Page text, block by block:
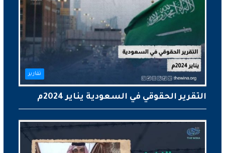
تقارير
التقرير الحقوقي في السعودية يناير 2024م